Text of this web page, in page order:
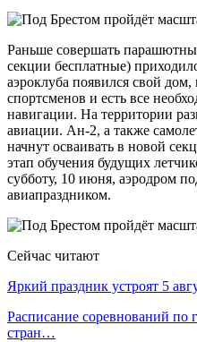
Раньше совершать
секции бесплатные)
аэроклуба появился свой
спортсменов и есть все
навигации. На территории
авиации. Ан-2, а также
начнут осваивать в новой
этап обучения будущих
субботу, 10 июня, аэродром
авиапраздником.
Сейчас читают
Яркий праздник устроят 5
Расписание соревнований по
стран…